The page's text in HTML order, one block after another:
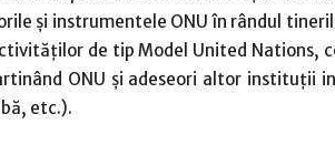
şi instrumentele ONU în rândul
de tip Model United Nations,
ONU şi adeseori altor instituţii
etc.).